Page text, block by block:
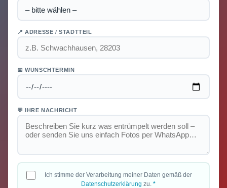
📍 ADRESSE / STADTTEIL
📅 WUNSCHTERMIN
💬 IHRE NACHRICHT
Ich stimme der Verarbeitung meiner Daten gemäß der
Datenschutzerklärung zu. *